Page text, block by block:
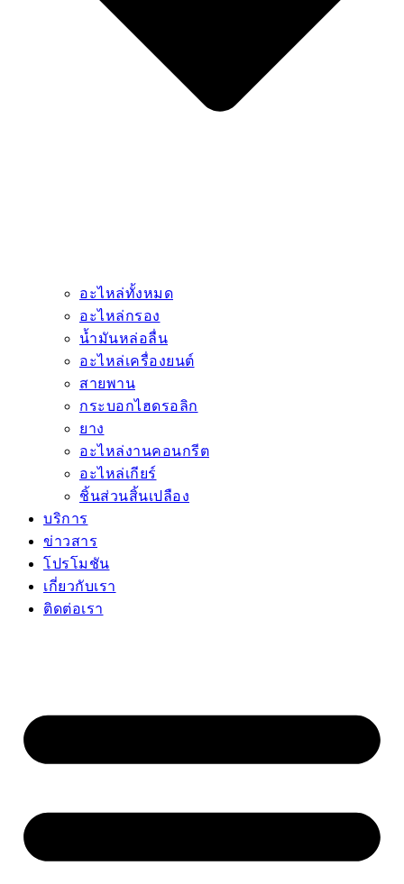
อะไหล่ทั้งหมด
อะไหล่กรอง
น้ำมันหล่อลื่น
อะไหล่เครื่องยนต์
สายพาน
กระบอกไฮดรอลิก
ยาง
อะไหล่งานคอนกรีต
อะไหล่เกียร์
ชิ้นส่วนสิ้นเปลือง
บริการ
ข่าวสาร
โปรโมชัน
เกี่ยวกับเรา
ติดต่อเรา